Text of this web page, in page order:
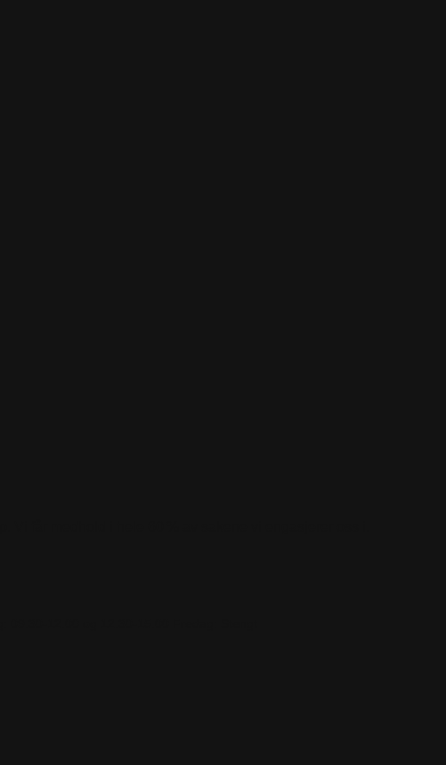
Vi får medhold i hele 60 % av sakene vi engasjerer oss i.